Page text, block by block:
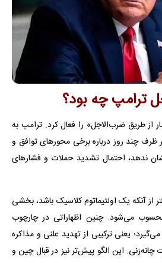
ترامپ چه بود؟
از طریق ضرب‌الاجل» را فعال کرد. ترامپ به
ظرف چند روز درباره برخی محورهای توافق و
ندهد، احتمال تشدید حملات و فشارهای
آنکه یک اولتیماتوم کلاسیک باشد، بخشی
می‌شود. چنین اظهاراتی در چارچوب
یعنی ترکیبی از تهدید علنی و مذاکره
این الگو پیش‌تر نیز در قبال چین و